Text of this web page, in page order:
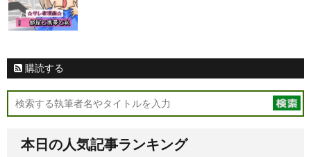
購読する
本日の人気記事ランキング